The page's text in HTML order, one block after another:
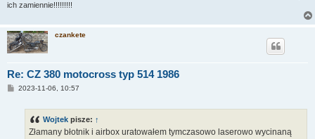
ich zamiennie!!!!!!!!!
czankete
Re: CZ 380 motocross typ 514 1986
P2023-11-06, 10:57
Wojtek pisze: ↑
Złamany błotnik i airbox uratowałem tymczasowo laserowo wycinaną